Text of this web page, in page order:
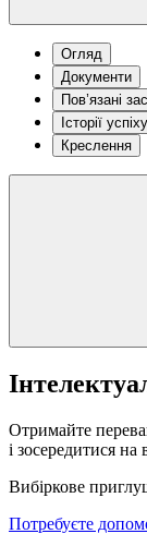
Огляд
Документи
Пов’язані
Історії успіху
Креслення
Отримайте
і зосередитися на
Вибіркове
Потребуєте